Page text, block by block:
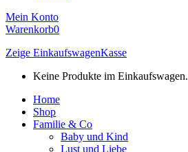
Mein Konto
Warenkorb0
Zeige EinkaufswagenKasse
Keine Produkte im Einkaufswagen.
Home
Shop
Familie & Co
Baby und Kind
Lust und Liebe